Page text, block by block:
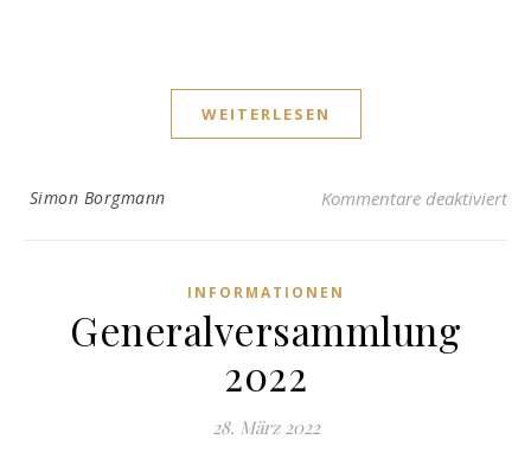
WEITERLESEN
Simon Borgmann Kommentare deaktiviertfür
INFORMATIONEN
Generalversammlung
2022
28. März 2022